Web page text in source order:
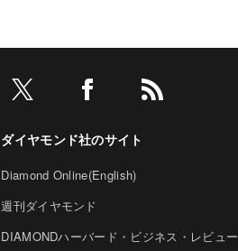
ダイヤモンド社のサイト
Diamond Online(English)
週刊ダイヤモンド
DIAMONDハーバード・ビジネス・レビュー